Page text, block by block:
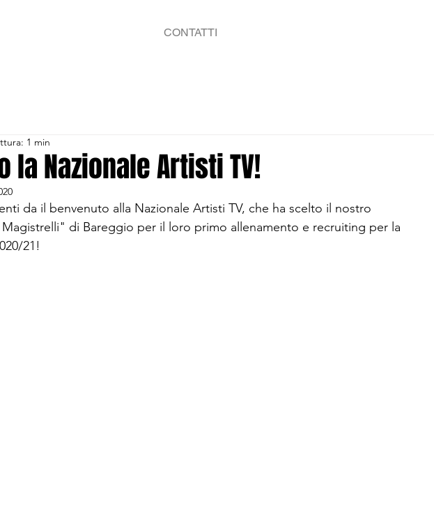
CONTATTI
la Nazionale Artisti TV!
1 min
da il benvenuto alla Nazionale Artisti TV, che ha scelto il nostro
di Bareggio per il loro primo allenamento e recruiting per la
21!